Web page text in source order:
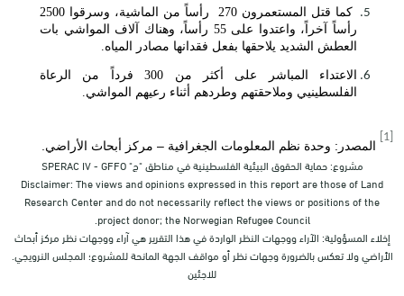
كما قتل المستعمرون 270 رأساً من الماشية، وسرقوا 2500
رأساً آخراً، واعتدوا على 55 رأساً، وهناك آلاف المواشي بات
العطش الشديد يلاحقها بفعل فقدانها مصادر المياه.
الاعتداء المباشر على أكثر من 300 فرداً من الرعاة
الفلسطينيي وملاحقتهم وطردهم أثناء رعيهم المواشي.
[1]
المصدر: وحدة نظم المعلومات الجغرافية – مركز أبحاث الأراضي.
مشروع: حماية الحقوق البيئية الفلسطينية في مناطق "ج" SPERAC IV - GFFO
Disclaimer: The views and opinions expressed in this report are those of Land
Research Center and do not necessarily reflect the views or positions of the
project donor; the Norwegian Refugee Council.
إخلاء المسؤولية: الآراء ووجهات النظر الواردة في هذا التقرير هي آراء ووجهات نظر مركز أبحاث
الأراضي ولا تعكس بالضرورة وجهات نظر أو مواقف الجهة المانحة للمشروع؛ المجلس النرويجي.
للاجئين